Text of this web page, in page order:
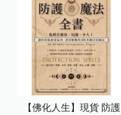
【佛化人生】現貨 防護